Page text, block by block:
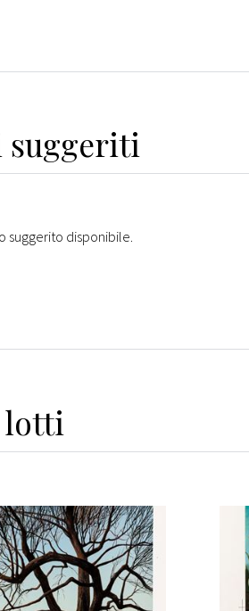
suggerito disponibile.
lotti